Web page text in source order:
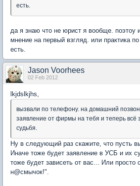
есть.
да я знаю что не юрист я вообще.
мнение на первый взгляд. или практика
есть.
Jason Voorhees
02 Feb 2012
lkjdslkjhs
вызвали по телефону. на домашний
заявление от фирмы на тебя и теперь всё
судьбя.
Ну в следующий раз скажите, что пусть
Иначе тоже будет заявление в УСБ и их
тоже будет зависеть от вас... Или просто
н@смычок!".